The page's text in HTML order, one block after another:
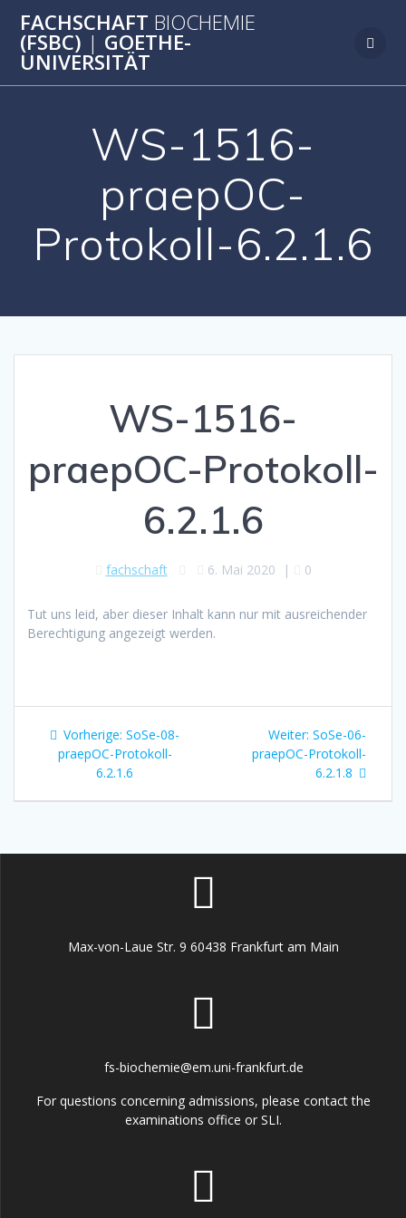
Inhalt
FACHSCHAFT BIOCHEMIE
(FSBC) | GOETHE-
UNIVERSITÄT
WS-1516-
praepOC-
Protokoll-6.2.1.6
WS-1516-
praepOC-Protokoll-
6.2.1.6
fachschaft 6. Mai 2020 | 0
Tut uns leid, aber dieser Inhalt kann nur mit ausreichender
Berechtigung angezeigt werden.
Beitragsnavigation
Vorherige: Vorheriger
Beitrag:
SoSe-08-
praepOC-Protokoll-
6.2.1.6
Weiter: Nächster
Beitrag:
SoSe-06-
praepOC-Protokoll-
6.2.1.8
Max-von-Laue Str. 9 60438 Frankfurt am Main
fs-biochemie@em.uni-frankfurt.de
For questions concerning admissions, please contact the
examinations office or SLI.